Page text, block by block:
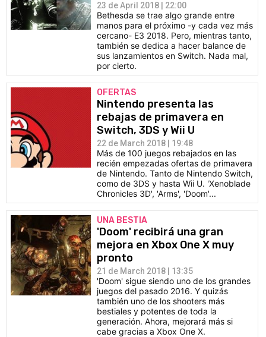
23 de April 2018 | 22:00
Bethesda se trae algo grande entre
manos para el próximo -y cada vez más
cercano- E3 2018. Pero, mientras tanto,
también se dedica a hacer balance de
sus lanzamientos en Switch. Nada mal,
por cierto.
OFERTAS
Nintendo presenta las
rebajas de primavera en
Switch, 3DS y Wii U
22 de March 2018 | 19:48
Más de 100 juegos rebajados en las
recién empezadas ofertas de primavera
de Nintendo. Tanto de Nintendo Switch,
como de 3DS y hasta Wii U. 'Xenoblade
Chronicles 3D', 'Arms', 'Doom'...
UNA BESTIA
'Doom' recibirá una gran
mejora en Xbox One X muy
pronto
21 de March 2018 | 13:35
'Doom' sigue siendo uno de los grandes
juegos del pasado 2016. Y quizás
también uno de los shooters más
bestiales y potentes de toda la
generación. Ahora, mejorará más si
cabe gracias a Xbox One X.